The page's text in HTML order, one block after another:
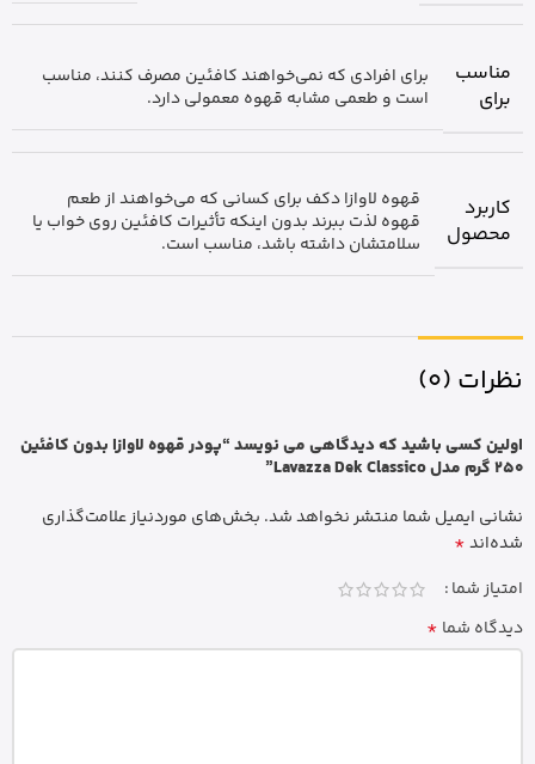
مناسب
برای
برای افرادی که نمی‌خواهند کافئین مصرف کنند، مناسب
است و طعمی مشابه قهوه معمولی دارد.
کاربرد
محصول
قهوه لاوازا دکف برای کسانی که می‌خواهند از طعم
قهوه لذت ببرند بدون اینکه تأثیرات کافئین روی خواب یا
سلامتشان داشته باشد، مناسب است.
نظرات (0)
اولین کسی باشید که دیدگاهی می نویسد “پودر قهوه لاوازا بدون کافئین
250 گرم مدل Lavazza Dek Classico”
نشانی ایمیل شما منتشر نخواهد شد. بخش‌های موردنیاز علامت‌گذاری
شده‌اند*
امتیاز شما
دیدگاه شما *